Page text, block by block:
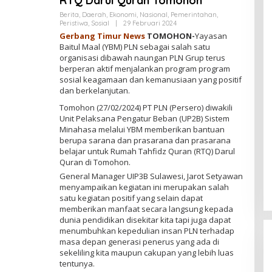
Berita, Daerah, Ekonomi, Nasional, Pemerintahan,
Peristiwa, Sosial 29 Februari 2024O
L
E
H
R
E
D
A
I
Gerbang Timur NewsTOMOHON-Yayasan
Baitul Maal (YBM) PLN sebagai salah satu
organisasi dibawah naungan PLN Grup terus
berperan aktif menjalankan program program
sosial keagamaan dan kemanusiaan yang positif
dan berkelanjutan.
Tomohon (27/02/2024) PT PLN (Persero) diwakili
Unit Pelaksana Pengatur Beban (UP2B) Sistem
Minahasa melalui YBM memberikan bantuan
berupa sarana dan prasarana dan prasarana
belajar untuk Rumah Tahfidz Quran (RTQ) Darul
Quran di Tomohon.
General Manager UIP3B Sulawesi, Jarot Setyawan
menyampaikan kegiatan ini merupakan salah
satu kegiatan positif yang selain dapat
memberikan manfaat secara langsung kepada
dunia pendidikan disekitar kita tapi juga dapat
menumbuhkan kepedulian insan PLN terhadap
masa depan generasi penerus yang ada di
sekeliling kita maupun cakupan yang lebih luas
tentunya.
Gelombang OTT Daerah Menguat,
Dzoel SB: KPK Jangan Tebang
Pilih, Sulsel Menunggu
Di Berita, Daerah, Hukum, Internasional,
Kejaksaan, Nasional, Pemerintahan, Peristiwa,
Politik, Polri, Sosial
| 15 Maret 2026